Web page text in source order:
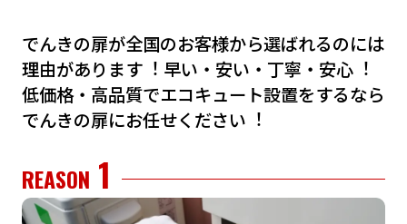
でんきの扉が全国のお客様から選ばれるのには
理由があります︕ 早い・安い・丁寧・安⼼︕
低価格・⾼品質でエコキュート設置をするなら
でんきの扉にお任せください︕
REASON 1